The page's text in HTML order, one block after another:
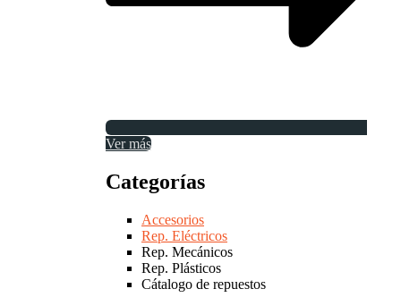
Ver más
Categorías
Accesorios
Rep. Eléctricos
Rep. Mecánicos
Rep. Plásticos
Cátalogo de repuestos